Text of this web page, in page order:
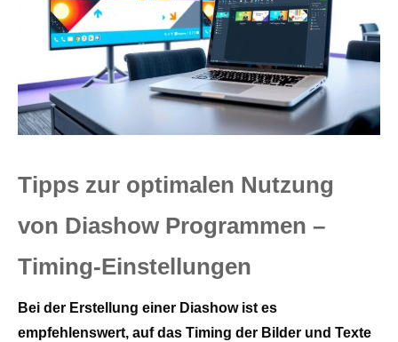
Tipps zur optimalen Nutzung
von Diashow Programmen –
Timing-Einstellungen
Bei der Erstellung einer Diashow ist es
empfehlenswert, auf das Timing der Bilder und Texte